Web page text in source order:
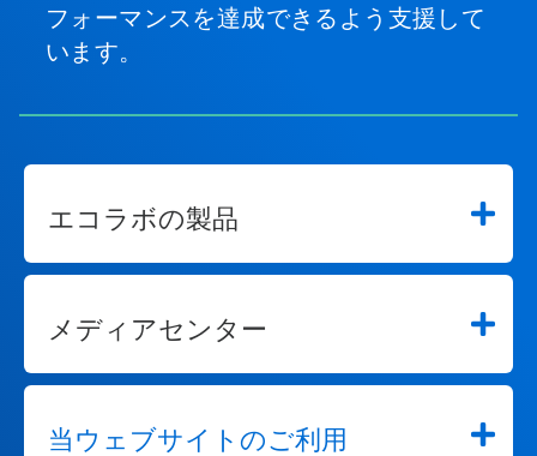
フォーマンスを達成できるよう支援して
います。
エコラボの製品
メディアセンター
当ウェブサイトのご利用